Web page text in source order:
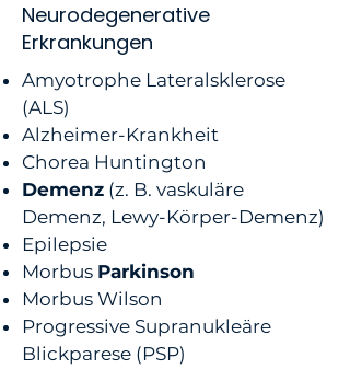
Neurodegenerative
Erkrankungen
Amyotrophe Lateralsklerose
(ALS)
Alzheimer-Krankheit
Chorea Huntington
Demenz (z. B. vaskuläre
Demenz, Lewy-Körper-Demenz)
Epilepsie
Morbus Parkinson
Morbus Wilson
Progressive Supranukleäre
Blickparese (PSP)